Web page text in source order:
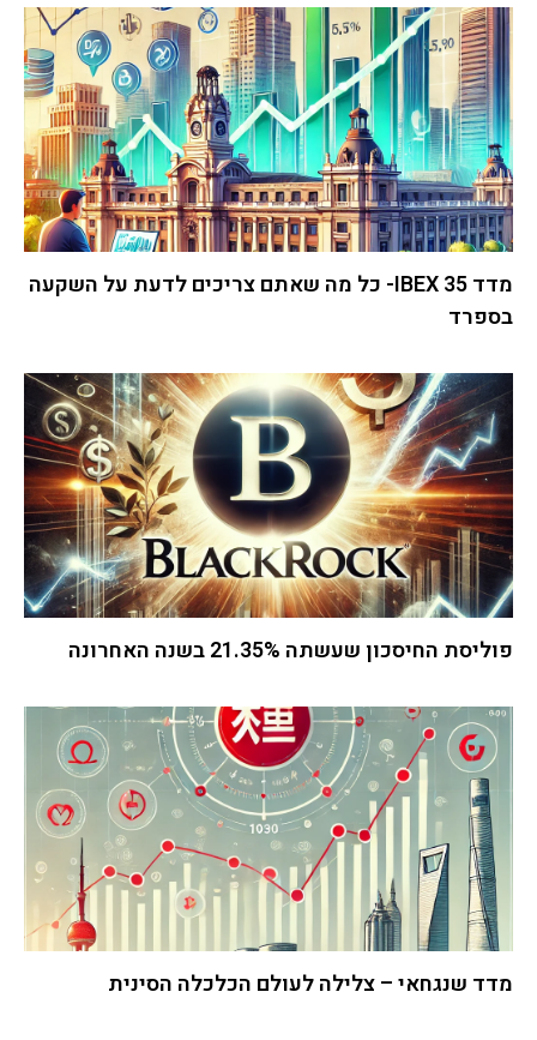
מדד IBEX 35- כל מה שאתם צריכים לדעת על השקעה
בספרד
פוליסת החיסכון שעשתה 21.35% בשנה האחרונה
מדד שנגחאי – צלילה לעולם הכלכלה הסינית